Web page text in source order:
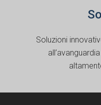
Soluzioni